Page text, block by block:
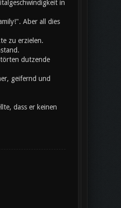
in
Aber all dies
zu erzielen.
dutzende
geifernd und
dass er keinen